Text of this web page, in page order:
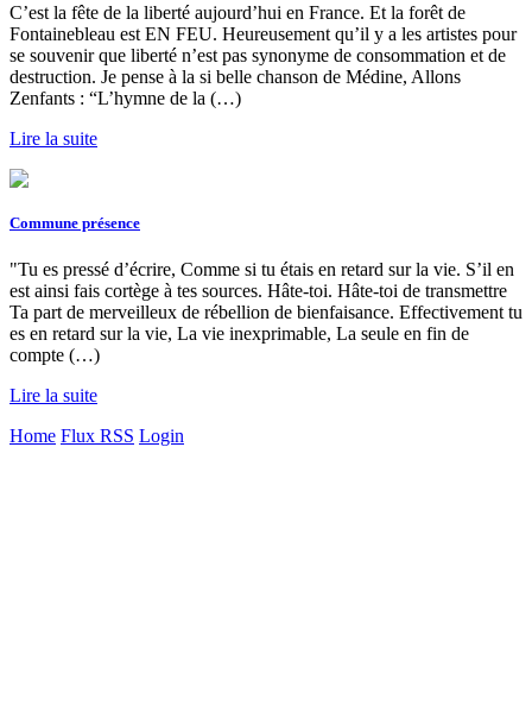
C’est la fête de la liberté aujourd’hui en France. Et la forêt de
Fontainebleau est EN FEU. Heureusement qu’il y a les artistes pour
se souvenir que liberté n’est pas synonyme de consommation et de
destruction. Je pense à la si belle chanson de Médine, Allons
Zenfants : “L’hymne de la (…)
Lire la suite
Commune présence
"Tu es pressé d’écrire, Comme si tu étais en retard sur la vie. S’il en
est ainsi fais cortège à tes sources. Hâte-toi. Hâte-toi de transmettre
Ta part de merveilleux de rébellion de bienfaisance. Effectivement tu
es en retard sur la vie, La vie inexprimable, La seule en fin de
compte (…)
Lire la suite
Home Flux RSS Login